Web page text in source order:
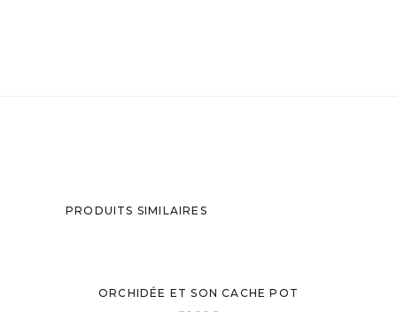
PRODUITS SIMILAIRES
ORCHIDÉE ET SON CACHE POT